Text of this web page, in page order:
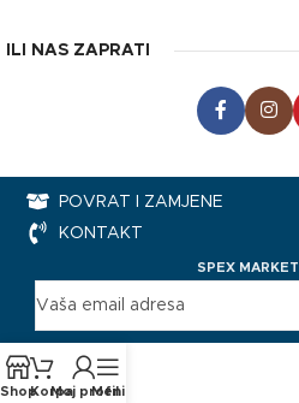
ILI NAS ZAPRATI
POVRAT I ZAMJENE
KONTAKT
SPEX MARKET
ShopKorpaMoj profil
Meni